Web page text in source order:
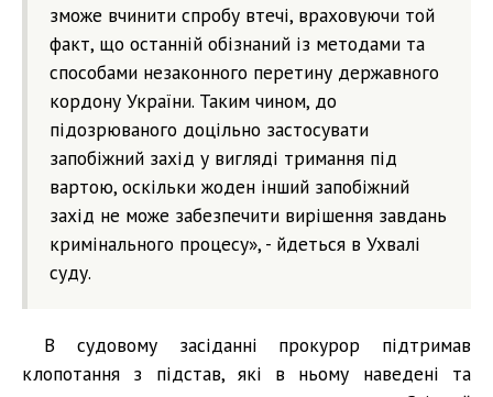
зможе вчинити спробу втечі, враховуючи той
факт, що останній обізнаний із методами та
способами незаконного перетину державного
кордону України. Таким чином, до
підозрюваного доцільно застосувати
запобіжний захід у вигляді тримання під
вартою, оскільки жоден інший запобіжний
захід не може забезпечити вирішення завдань
кримінального процесу», - йдеться в Ухвалі
суду.
В судовому засіданні прокурор підтримав
клопотання з підстав, які в ньому наведені та